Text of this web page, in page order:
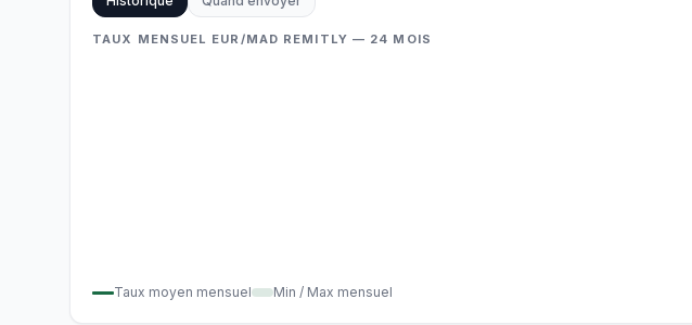
TAUX MENSUEL EUR/MAD REMITLY — 24 MOIS
Taux moyen mensuel Min / Max mensuel